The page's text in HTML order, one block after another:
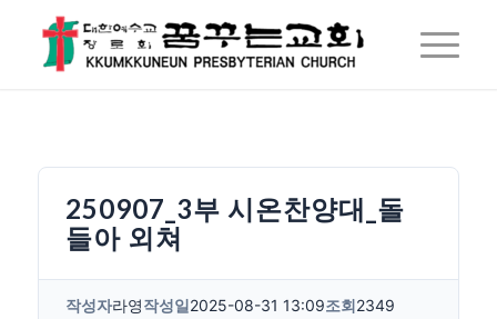
250907_3부 시온찬양대_돌
들아 외쳐
작성자라영작성일2025-08-31 13:09조회2349